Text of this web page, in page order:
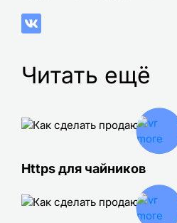
Читать ещё
Https для чайников